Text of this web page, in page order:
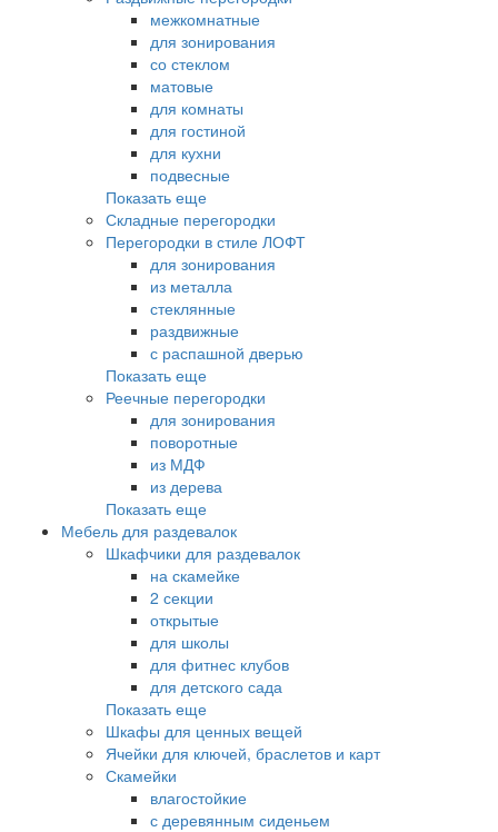
межкомнатные
для зонирования
со стеклом
матовые
для комнаты
для гостиной
для кухни
подвесные
Показать еще
Складные перегородки
Перегородки в стиле ЛОФТ
для зонирования
из металла
стеклянные
раздвижные
с распашной дверью
Показать еще
Реечные перегородки
для зонирования
поворотные
из МДФ
из дерева
Показать еще
Мебель для раздевалок
Шкафчики для раздевалок
на скамейке
2 секции
открытые
для школы
для фитнес клубов
для детского сада
Показать еще
Шкафы для ценных вещей
Ячейки для ключей, браслетов и карт
Скамейки
влагостойкие
с деревянным сиденьем